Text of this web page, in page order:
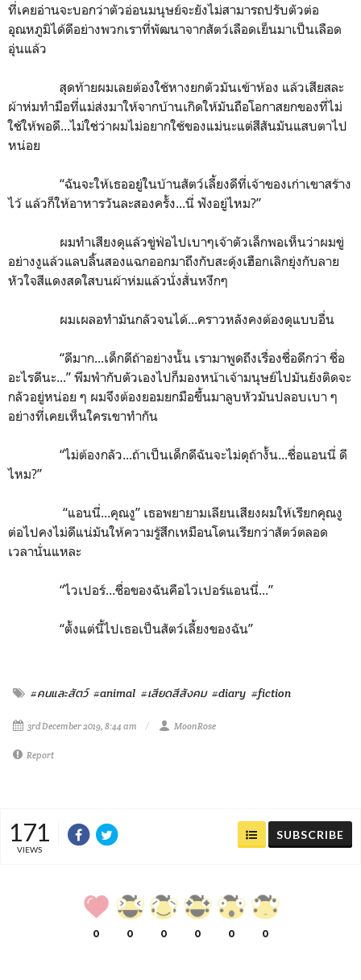
ที่เคยอ่านจะบอกว่าตัวอ่อนมนุษย์จะยังไม่สามารถปรับตัวต่อ
อุณหภูมิได้ดีอย่างพวกเราที่พัฒนาจากสัตว์เลือดเย็นมาเป็นเลือด
อุ่นแล้ว
สุดท้ายผมเลยต้องใช้หางยกตัวมันเข้าห้อง แล้วเสียสละ
ผ้าห่มทำมือที่แม่ส่งมาให้จากบ้านเกิดให้มันถือโอกาสยกของที่ไม่
ใช้ให้พอดี...ไม่ใช่ว่าผมไม่อยากใช้ของแม่นะแต่สีสันมันแสบตาไป
หน่อย
“ฉันจะให้เธออยู่ในบ้านสัตว์เลี้ยงดีที่เจ้าของเก่าเขาสร้าง
ไว้ แล้วก็ให้อาหารวันละสองครั้ง...นี่ ฟังอยู่ไหม?”
ผมทำเสียงดุแล้วขู่ฟ่อไปเบาๆเจ้าตัวเล็กพอเห็นว่าผมขู่
อย่างงูแล้วแลบลิ้นสองแฉกออกมาถึงกับสะดุ้งเฮือกเลิกยุ่งกับลาย
หัวใจสีแดงสดใสบนผ้าห่มแล้วนั่งสั่นหงึกๆ
ผมเผลอทำมันกลัวจนได้...คราวหลังคงต้องดุแบบอื่น
“ดีมาก...เด็กดีถ้าอย่างนั้น เรามาพูดถึงเรื่องชื่อดีกว่า ชื่อ
อะไรดีนะ...” พึมพำกับตัวเองไปก็มองหน้าเจ้ามนุษย์ไปมันยังติดจะ
กลัวอยู่หน่อย ๆ ผมจึงต้องยอมยกมือขึ้นมาลูบหัวมันปลอบเบา ๆ
อย่างที่เคยเห็นใครเขาทำกัน
“ไม่ต้องกลัว...ถ้าเป็นเด็กดีฉันจะไม่ดุถ้างั้น...ชื่อแอนนี่ ดี
ไหม?”
“แอนนี่...คุณงู” เธอพยายามเลียนเสียงผมให้เรียกคุณงู
ต่อไปคงไม่ดีแน่มันให้ความรู้สึกเหมือนโดนเรียกว่าสัตว์ตลอด
เวลานั่นแหละ
“ไวเปอร์...ชื่อของฉันคือไวเปอร์แอนนี่...”
“ตั้งแต่นี้ไปเธอเป็นสัตว์เลี้ยงของฉัน”
#คนและสัตว์ #animal #เสียดสีสังคม #diary #fiction
3rd December 2019, 8:44 am MoonRose
Report
171
VIEWS
SUBSCRIBE
0 0 0 0 0 0